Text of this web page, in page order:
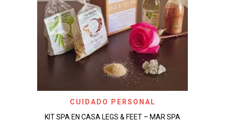
CUIDADO PERSONAL
KIT SPA EN CASA LEGS & FEET – MAR SPA